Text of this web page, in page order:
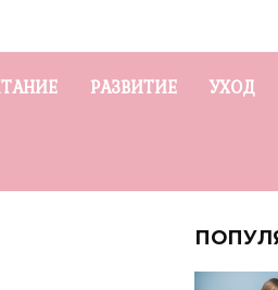
РАЗВИТИЕ УХОД